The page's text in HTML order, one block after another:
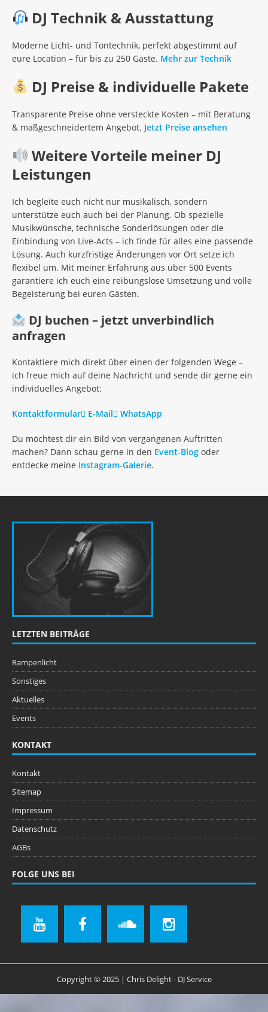
DJ Technik & Ausstattung
Moderne Licht- und Tontechnik, perfekt abgestimmt auf
eure Location – für bis zu 250 Gäste. Mehr zur Technik
DJ Preise & individuelle Pakete
Transparente Preise ohne versteckte Kosten – mit Beratung
& maßgeschneidertem Angebot. Jetzt Preise ansehen
Weitere Vorteile meiner DJ
Leistungen
Ich begleite euch nicht nur musikalisch, sondern
unterstütze euch auch bei der Planung. Ob spezielle
Musikwünsche, technische Sonderlösungen oder die
Einbindung von Live-Acts – ich finde für alles eine passende
Lösung. Auch kurzfristige Änderungen vor Ort setze ich
flexibel um. Mit meiner Erfahrung aus über 500 Events
garantiere ich euch eine reibungslose Umsetzung und volle
Begeisterung bei euren Gästen.
DJ buchen – jetzt unverbindlich
anfragen
Kontaktiere mich direkt über einen der folgenden Wege –
ich freue mich auf deine Nachricht und sende dir gerne ein
individuelles Angebot:
Kontaktformular E-Mail WhatsApp
Du möchtest dir ein Bild von vergangenen Auftritten
machen? Dann schau gerne in den Event-Blog oder
entdecke meine Instagram-Galerie.
LETZTEN BEITRÄGE
Rampenlicht
Sonstiges
Aktuelles
Events
KONTAKT
Kontakt
Sitemap
Impressum
Datenschutz
AGBs
FOLGE UNS BEI
Copyright © 2025 | Chris Delight - DJ Service